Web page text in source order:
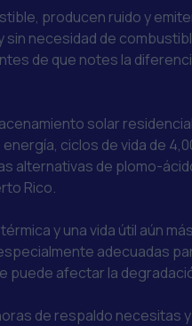
producen ruido y
necesidad de
de que notes la
solar
ciclos de vida de
alternativas de plomo-
Rico.
y una vida útil aún
adecuadas
puede afectar la
de respaldo necesitas